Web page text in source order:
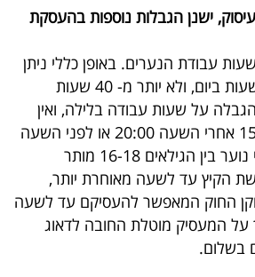
ישנן הגבלות נוספות בהעסקת
עבודת הנערים. באופן כללי ניתן
להעסיק אותם עד 8 שעות ביום, ולא יותר מ- 40 שעות
על שעות עבודה בלילה, ואין
להעסיק נער עד גיל 15 אחרי השעה 20:00 או לפני השעה
8:00. אמנם לגבי בני נוער בין הגילאים 16-18 מותר
הקיץ עד לשעה מאוחרת יותר,
אף תוקן החוק המאפשר להעסיקם עד לשעה
אך על המעסיק מוטלת החובה לדאוג
בשלום.